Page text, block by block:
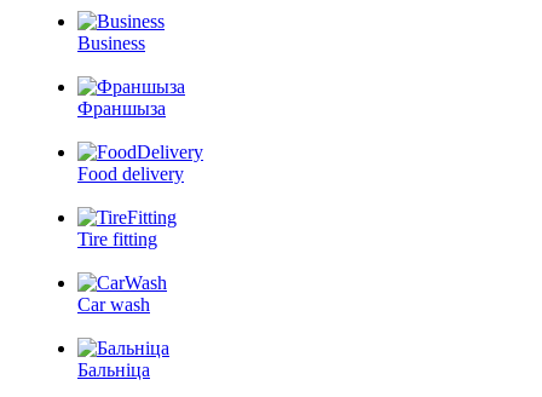
Business
Франшыза
Food delivery
Tire fitting
Car wash
Бальніца